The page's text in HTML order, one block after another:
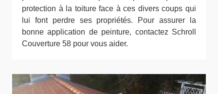
protection à la toiture face à ces divers coups qui
lui font perdre ses propriétés. Pour assurer la
bonne application de peinture, contactez Schroll
Couverture 58 pour vous aider.